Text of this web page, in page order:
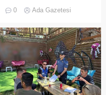
çatısında, tamirat
çıktı. Gökyüzünü kaplayan
yoğun duman paniğe neden
olurken, itfaiye ekipleri
yangına hızla müdahale etti.
0 Ada Gazetesi